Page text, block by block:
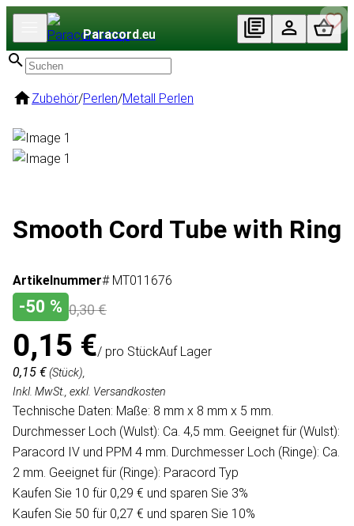
Paracord.eu
Zubehör/Perlen/Metall Perlen
Smooth Cord Tube with Ring
Artikelnummer# MT011676
-50 % 0,30 €
0,15 €/ pro StückAuf Lager
0,15 €(Stück),
Inkl. MwSt., exkl. Versandkosten
Technische Daten: Maße: 8 mm x 8 mm x 5 mm.
Durchmesser Loch (Wulst): Ca. 4,5 mm. Geeignet für (Wulst):
Paracord IV und PPM 4 mm. Durchmesser Loch (Ringe): Ca.
2 mm. Geeignet für (Ringe): Paracord Typ
Kaufen Sie 10 für 0,29 € und sparen Sie 3%
Kaufen Sie 50 für 0,27 € und sparen Sie 10%